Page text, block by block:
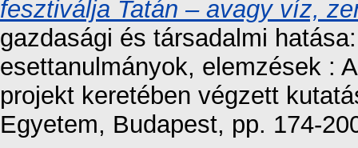
fesztiválja Tatán – avagy víz,
gazdasági és társadalmi
esettanulmányok, elemzések :
projekt keretében végzett
Egyetem, Budapest, pp. 174-